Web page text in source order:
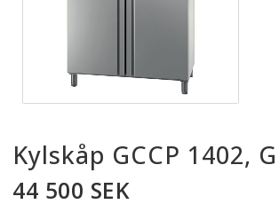
Kylskåp GCCP 1402,
44 500 SEK